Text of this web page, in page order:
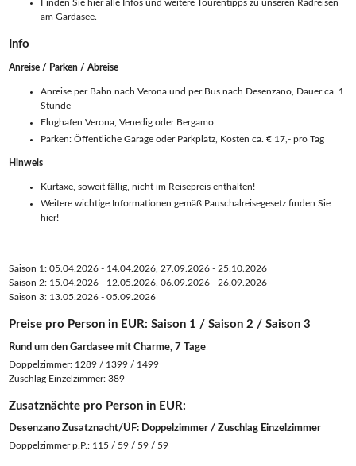
Finden Sie hier alle Infos und weitere Tourentipps zu unseren Radreisen
am Gardasee.
Info
Anreise / Parken / Abreise
Anreise per Bahn nach Verona und per Bus nach Desenzano, Dauer ca. 1
Stunde
Flughafen Verona, Venedig oder Bergamo
Parken: Öffentliche Garage oder Parkplatz, Kosten ca. € 17,- pro Tag
Hinweis
Kurtaxe, soweit fällig, nicht im Reisepreis enthalten!
Weitere wichtige Informationen gemäß Pauschalreisegesetz finden Sie
hier!
Saison 1: 05.04.2026 - 14.04.2026, 27.09.2026 - 25.10.2026
Saison 2: 15.04.2026 - 12.05.2026, 06.09.2026 - 26.09.2026
Saison 3: 13.05.2026 - 05.09.2026
Preise pro Person in EUR: Saison 1 / Saison 2 / Saison 3
Rund um den Gardasee mit Charme, 7 Tage
Doppelzimmer: 1289 / 1399 / 1499
Zuschlag Einzelzimmer: 389
Zusatznächte pro Person in EUR:
Desenzano Zusatznacht/ÜF: Doppelzimmer / Zuschlag Einzelzimmer
Doppelzimmer p.P.: 115 / 59 / 59 / 59